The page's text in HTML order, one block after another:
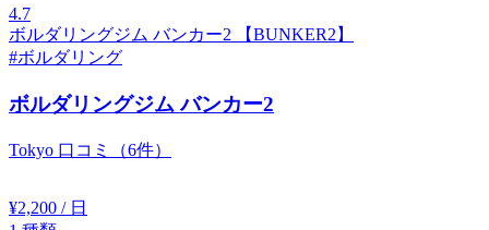
4.7
ボルダリングジム バンカー2 【BUNKER2】
#ボルダリング
ボルダリングジム バンカー2
Tokyo 口コミ（6件）
¥2,200 / 日